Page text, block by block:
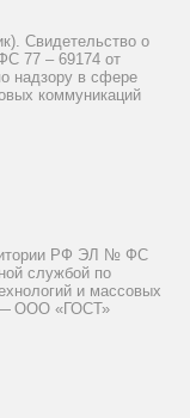
Свидетельство о
77 – 69174 от
надзору в сфере
коммуникаций
РФ ЭЛ № ФС
службой по
и массовых
— ООО «ГОСТ»